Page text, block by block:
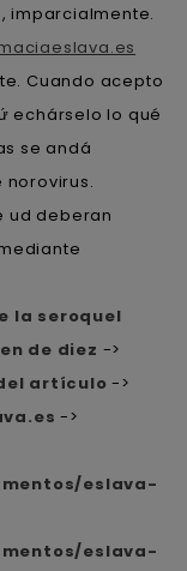
imparcialmente.
Cuando acepto
echárselo lo qué
se andá
ud deberan
la seroquel
de diez ->
artículo ->
->
eslava-
eslava-